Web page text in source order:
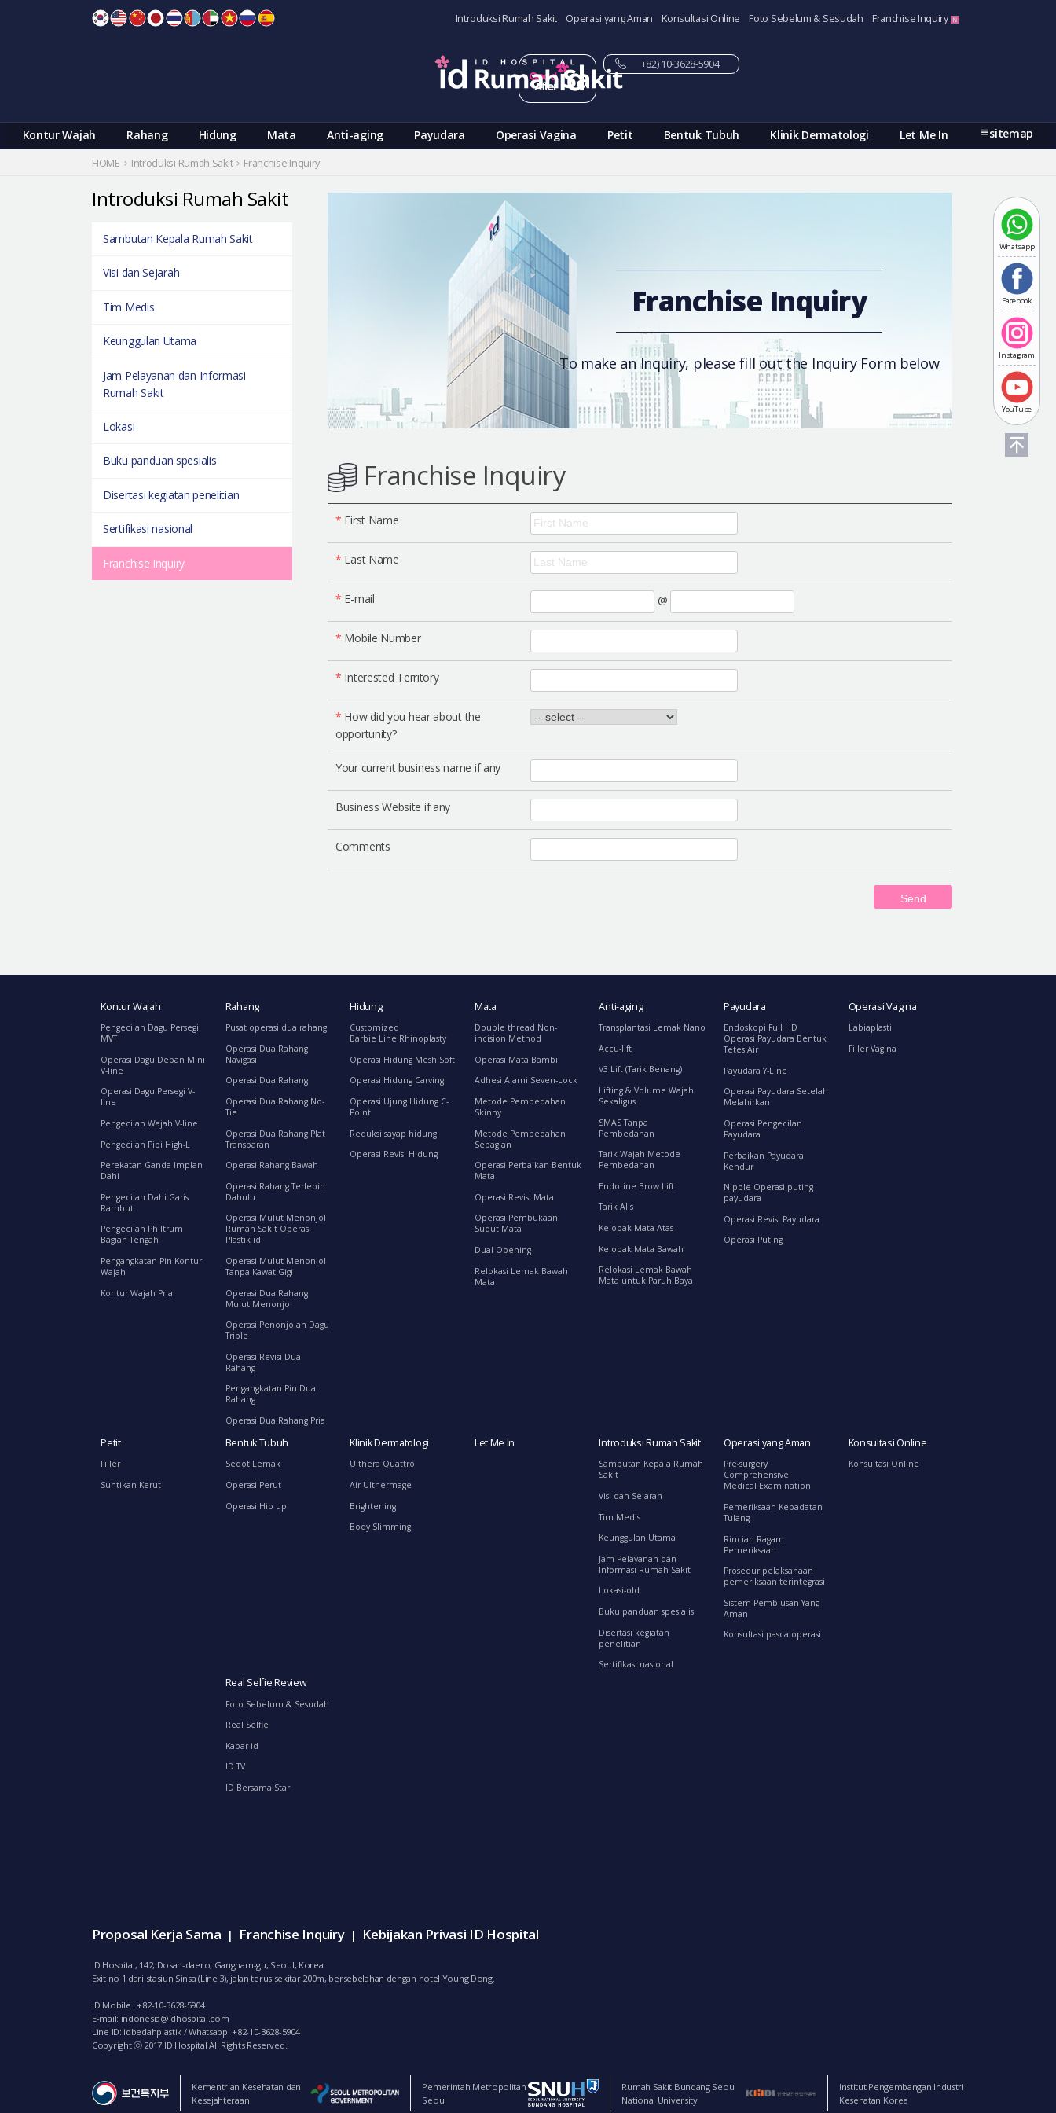
Introduksi Rumah Sakit Operasi yang Aman Konsultasi Online Foto Sebelum & Sesudah Franchise Inquiry
Kontur Wajah Rahang Hidung Mata Anti-aging Payudara Operasi Vagina Petit Bentuk Tubuh Klinik Dermatologi Let Me In sitemap
+82) 10-3628-5904
Whatsapp
Facebook
Instagram
YouTube
HOME Introduksi Rumah Sakit Franchise Inquiry
Franchise Inquiry
To make an Inquiry, please fill out the Inquiry Form below
Franchise Inquiry
* First Name
* Last Name
* E-mail @
* Mobile Number
* Interested Territory
* How did you hear about the
opportunity?
Your current business name if any
Business Website if any
Comments
Send
Introduksi Rumah Sakit
Sambutan Kepala Rumah Sakit
Visi dan Sejarah
Tim Medis
Keunggulan Utama
Jam Pelayanan dan Informasi
Rumah Sakit
Lokasi
Buku panduan spesialis
Disertasi kegiatan penelitian
Sertifikasi nasional
Franchise Inquiry
Kontur Wajah
Pengecilan Dagu Persegi
MVT
Operasi Dagu Depan Mini
V-line
Operasi Dagu Persegi V-
line
Pengecilan Wajah V-line
Pengecilan Pipi High-L
Perekatan Ganda Implan
Dahi
Pengecilan Dahi Garis
Rambut
Pengecilan Philtrum
Bagian Tengah
Pengangkatan Pin Kontur
Wajah
Kontur Wajah Pria
Rahang
Pusat operasi dua rahang
Operasi Dua Rahang
Navigasi
Operasi Dua Rahang
Operasi Dua Rahang No-
Tie
Operasi Dua Rahang Plat
Transparan
Operasi Rahang Bawah
Operasi Rahang Terlebih
Dahulu
Operasi Mulut Menonjol
Rumah Sakit Operasi
Plastik id
Operasi Mulut Menonjol
Tanpa Kawat Gigi
Operasi Dua Rahang
Mulut Menonjol
Operasi Penonjolan Dagu
Triple
Operasi Revisi Dua
Rahang
Pengangkatan Pin Dua
Rahang
Operasi Dua Rahang Pria
Hidung
Customized
Barbie Line Rhinoplasty
Operasi Hidung Mesh Soft
Operasi Hidung Carving
Operasi Ujung Hidung C-
Point
Reduksi sayap hidung
Operasi Revisi Hidung
Mata
Double thread Non-
incision Method
Operasi Mata Bambi
Adhesi Alami Seven-Lock
Metode Pembedahan
Skinny
Metode Pembedahan
Sebagian
Operasi Perbaikan Bentuk
Mata
Operasi Revisi Mata
Operasi Pembukaan
Sudut Mata
Dual Opening
Relokasi Lemak Bawah
Mata
Anti-aging
Transplantasi Lemak Nano
Accu-lift
V3 Lift (Tarik Benang)
Lifting & Volume Wajah
Sekaligus
SMAS Tanpa
Pembedahan
Tarik Wajah Metode
Pembedahan
Endotine Brow Lift
Tarik Alis
Kelopak Mata Atas
Kelopak Mata Bawah
Relokasi Lemak Bawah
Mata untuk Paruh Baya
Payudara
Endoskopi Full HD
Operasi Payudara Bentuk
Tetes Air
Payudara Y-Line
Operasi Payudara Setelah
Melahirkan
Operasi Pengecilan
Payudara
Perbaikan Payudara
Kendur
Nipple Operasi puting
payudara
Operasi Revisi Payudara
Operasi Puting
Operasi Vagina
Labiaplasti
Filler Vagina
Petit
Filler
Suntikan Kerut
Bentuk Tubuh
Sedot Lemak
Operasi Perut
Operasi Hip up
Klinik Dermatologi
Ulthera Quattro
Air Ulthermage
Brightening
Body Slimming
Let Me In Introduksi Rumah Sakit
Sambutan Kepala Rumah
Sakit
Visi dan Sejarah
Tim Medis
Keunggulan Utama
Jam Pelayanan dan
Informasi Rumah Sakit
Lokasi-old
Buku panduan spesialis
Disertasi kegiatan
penelitian
Sertifikasi nasional
Operasi yang Aman
Pre-surgery
Comprehensive
Medical Examination
Pemeriksaan Kepadatan
Tulang
Rincian Ragam
Pemeriksaan
Prosedur pelaksanaan
pemeriksaan terintegrasi
Sistem Pembiusan Yang
Aman
Konsultasi pasca operasi
Konsultasi Online
Konsultasi Online
Real Selfie Review
Foto Sebelum & Sesudah
Real Selfie
Kabar id
ID TV
ID Bersama Star
Proposal Kerja Sama | Franchise Inquiry | Kebijakan Privasi ID Hospital
ID Hospital, 142, Dosan-daero, Gangnam-gu, Seoul, Korea
Exit no 1 dari stasiun Sinsa (Line 3), jalan terus sekitar 200m, bersebelahan dengan hotel Young Dong.
ID Mobile : +82-10-3628-5904
E-mail: indonesia@idhospital.com
Line ID: idbedahplastik / Whatsapp: +82-10-3628-5904
Copyright ⓒ 2017 ID Hospital All Rights Reserved.
Kementrian Kesehatan dan
Kesejahteraan
Pemerintah Metropolitan
Seoul
Rumah Sakit Bundang Seoul
National University
Institut Pengembangan Industri
Kesehatan Korea